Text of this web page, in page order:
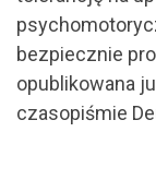
bezpiecznie
opublikowana
czasopiśmie